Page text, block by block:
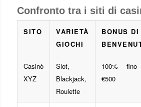
Confronto tra i siti di
SITO
VARIETÀ
GIOCHI
BONUS DI
Casinò
XYZ
Slot,
Blackjack,
Roulette
100%
€500